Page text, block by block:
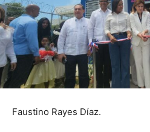
Faustino Rayes Díaz.